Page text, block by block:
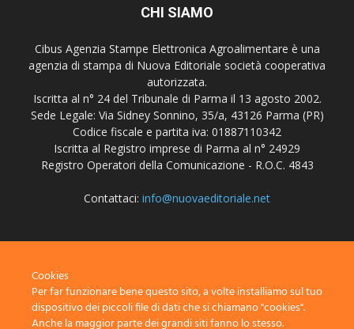
CHI SIAMO
Cibus Agenzia Stampe Elettronica Agroalimentare è una
agenzia di stampa di Nuova Editoriale società cooperativa
autorizzata.
Iscritta al n° 24 del Tribunale di Parma il 13 agosto 2002.
Sede Legale: Via Sidney Sonnino, 35/a, 43126 Parma (PR)
Codice fiscale e partita iva: 01887110342
Iscritta al Registro imprese di Parma al n° 24929
Registro Operatori della Comunicazione - R.O.C. 4843
Contattaci: info@nuovaeditoriale.net
Cookies
Per far funzionare bene questo sito, a volte installiamo sul tuo
dispositivo dei piccoli file di dati che si chiamano "cookies".
Anche la maggior parte dei grandi siti fanno lo stesso.